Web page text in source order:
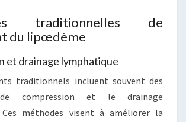
traditionnelles de
du lipœdème
et drainage lymphatique
traditionnels incluent souvent des
de compression et le drainage
Ces méthodes visent à améliorer la